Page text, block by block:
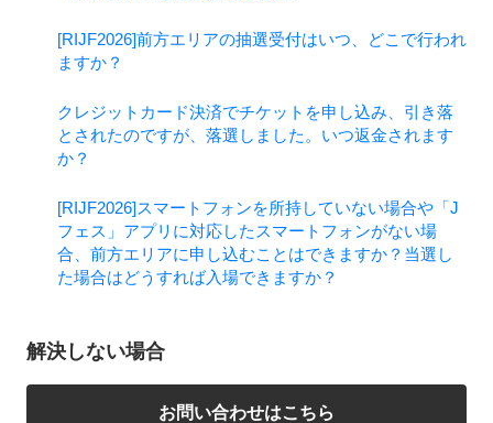
[RIJF2026]前方エリアの抽選受付はいつ、どこで行われ
ますか？
クレジットカード決済でチケットを申し込み、引き落
とされたのですが、落選しました。いつ返金されます
か？
[RIJF2026]スマートフォンを所持していない場合や「J
フェス」アプリに対応したスマートフォンがない場
合、前方エリアに申し込むことはできますか？当選し
た場合はどうすれば入場できますか？
解決しない場合
お問い合わせはこちら